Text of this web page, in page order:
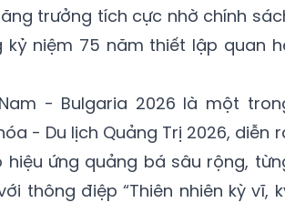
trưởng tích cực nhờ chính
niệm 75 năm thiết lập quan
- Bulgaria 2026 là một
- Du lịch Quảng Trị 2026, diễn
ứng quảng bá sâu rộng,
thông điệp “Thiên nhiên kỳ vĩ,